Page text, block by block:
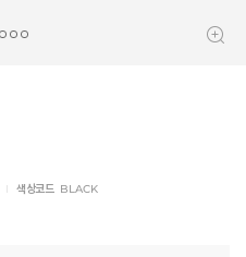
색상코드 BLACK